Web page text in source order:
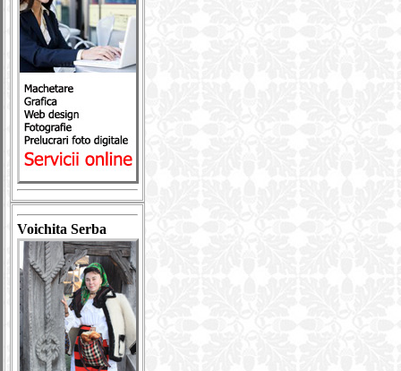
Voichita Serba